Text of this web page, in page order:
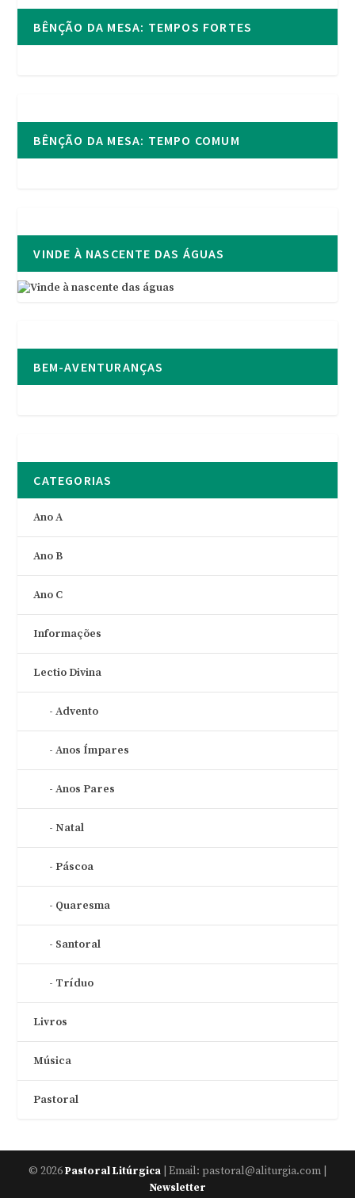
BÊNÇÃO DA MESA: TEMPOS FORTES
BÊNÇÃO DA MESA: TEMPO COMUM
VINDE À NASCENTE DAS ÁGUAS
BEM-AVENTURANÇAS
CATEGORIAS
Ano A
Ano B
Ano C
Informações
Lectio Divina
Advento
Anos Ímpares
Anos Pares
Natal
Páscoa
Quaresma
Santoral
Tríduo
Livros
Música
Pastoral
© 2026Pastoral Litúrgica | Email: pastoral@aliturgia.com |
Newsletter